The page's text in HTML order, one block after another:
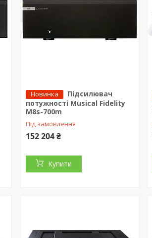
Новинка
Підсилювач
потужності Musical Fidelity
M8s-700m
Під замовлення
152 204 ₴
Купити